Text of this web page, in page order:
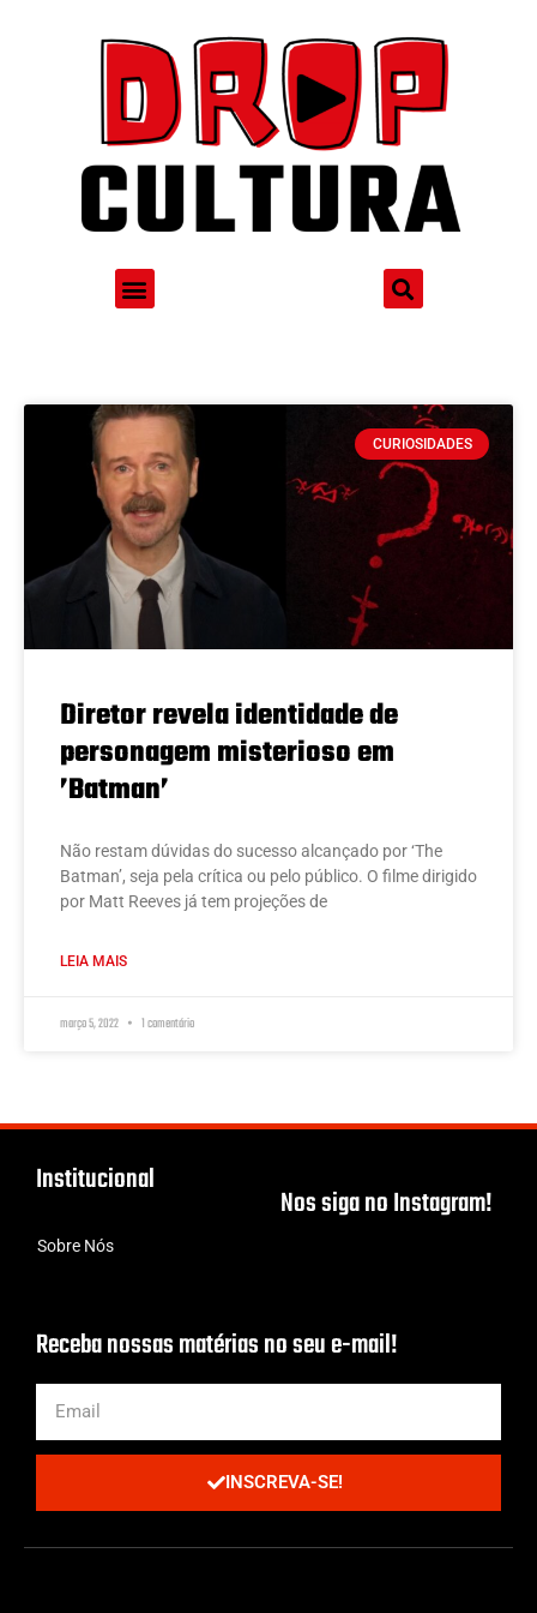
CURIOSIDADES
Diretor revela identidade de
personagem misterioso em
’Batman’
Não restam dúvidas do sucesso alcançado por ‘The
Batman’, seja pela crítica ou pelo público. O filme dirigido
por Matt Reeves já tem projeções de
LEIA MAIS
março 5, 2022 1 comentário
Institucional
Sobre Nós
Nos siga no Instagram!
Receba nossas matérias no seu e-mail!
INSCREVA-SE!